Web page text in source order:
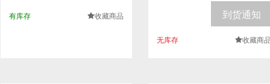
有库存 .收藏商品 到货通知
无库存 .收藏商